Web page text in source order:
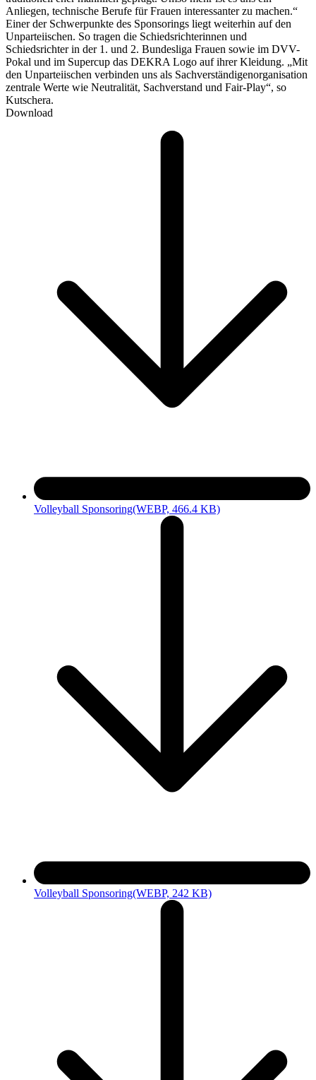
Anliegen, technische Berufe für Frauen interessanter zu machen.“
Einer der Schwerpunkte des Sponsorings liegt weiterhin auf den
Unparteiischen. So tragen die Schiedsrichterinnen und
Schiedsrichter in der 1. und 2. Bundesliga Frauen sowie im DVV-
Pokal und im Supercup das DEKRA Logo auf ihrer Kleidung. „Mit
den Unparteiischen verbinden uns als Sachverständigenorganisation
zentrale Werte wie Neutralität, Sachverstand und Fair-Play“, so
Kutschera.
Download
Volleyball Sponsoring(WEBP, 466.4 KB)
Volleyball Sponsoring(WEBP, 242 KB)